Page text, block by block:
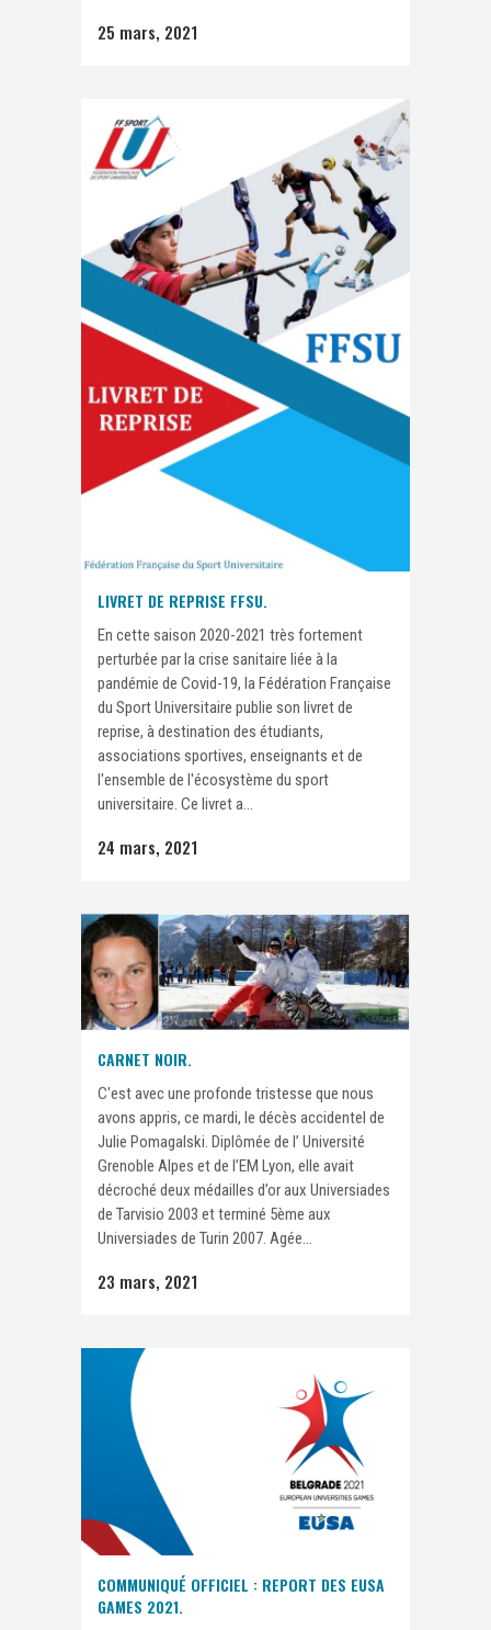
25 mars, 2021
LIVRET DE REPRISE FFSU.
En cette saison 2020-2021 très fortement
perturbée par la crise sanitaire liée à la
pandémie de Covid-19, la Fédération Française
du Sport Universitaire publie son livret de
reprise, à destination des étudiants,
associations sportives, enseignants et de
l'ensemble de l'écosystème du sport
universitaire. Ce livret a...
24 mars, 2021
CARNET NOIR.
C'est avec une profonde tristesse que nous
avons appris, ce mardi, le décès accidentel de
Julie Pomagalski. Diplômée de l’ Université
Grenoble Alpes et de l’EM Lyon, elle avait
décroché deux médailles d’or aux Universiades
de Tarvisio 2003 et terminé 5ème aux
Universiades de Turin 2007. Agée...
23 mars, 2021
COMMUNIQUÉ OFFICIEL : REPORT DES EUSA
GAMES 2021.